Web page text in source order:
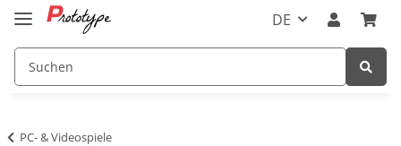
DE
PC- & Videospiele